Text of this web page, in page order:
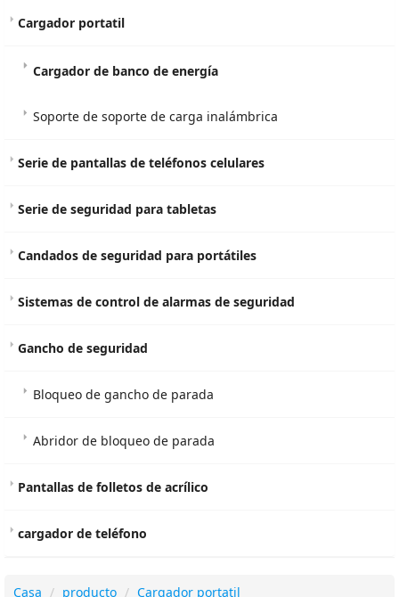
Cargador portatil
Cargador de banco de energía
Soporte de soporte de carga inalámbrica
Serie de pantallas de teléfonos celulares
Serie de seguridad para tabletas
Candados de seguridad para portátiles
Sistemas de control de alarmas de seguridad
Gancho de seguridad
Bloqueo de gancho de parada
Abridor de bloqueo de parada
Pantallas de folletos de acrílico
cargador de teléfono
Casa producto Cargador portatil